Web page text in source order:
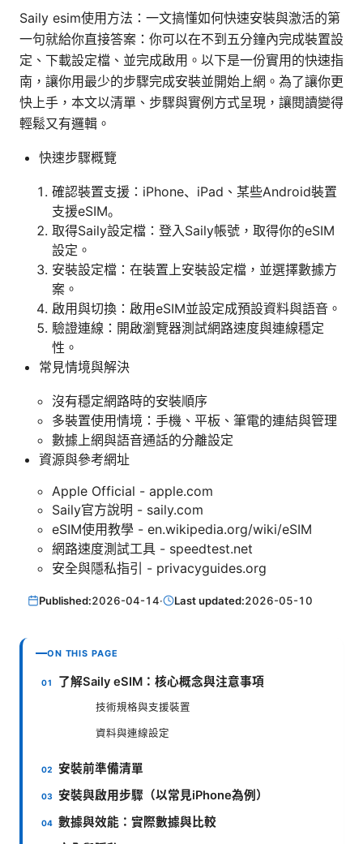
Saily esim使用方法：一文搞懂如何快速安裝與激活的第
一句就給你直接答案：你可以在不到五分鐘內完成裝置設
定、下載設定檔、並完成啟用。以下是一份實用的快速指
南，讓你用最少的步驟完成安裝並開始上網。為了讓你更
快上手，本文以清單、步驟與實例方式呈現，讓閱讀變得
輕鬆又有邏輯。
快速步驟概覽
確認裝置支援：iPhone、iPad、某些Android裝置
支援eSIM。
取得Saily設定檔：登入Saily帳號，取得你的eSIM
設定。
安裝設定檔：在裝置上安裝設定檔，並選擇數據方
案。
啟用與切換：啟用eSIM並設定成預設資料與語音。
驗證連線：開啟瀏覽器測試網路速度與連線穩定
性。
常見情境與解決
沒有穩定網路時的安裝順序
多裝置使用情境：手機、平板、筆電的連結與管理
數據上網與語音通話的分離設定
資源與參考網址
Apple Official - apple.com
Saily官方說明 - saily.com
eSIM使用教學 - en.wikipedia.org/wiki/eSIM
網路速度測試工具 - speedtest.net
安全與隱私指引 - privacyguides.org
Published:2026-04-14· Last updated:2026-05-10
ON THIS PAGE
了解Saily eSIM：核心概念與注意事項
技術規格與支援裝置
資料與連線設定
安裝前準備清單
安裝與啟用步驟（以常見iPhone為例）
數據與效能：實際數據與比較